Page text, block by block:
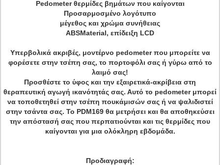
Pedometer θερμίδες βημάτων που καίγονται
Προσαρμοσμένο λογότυπο
μέγεθος και χρώμα συνήθειας
ABSMaterial, επίδειξη LCD
Υπερβολικά ακριβές, μοντέρνο pedometer που μπορείτε να
φορέσετε στην τσέπη σας, το πορτοφόλι σας ή γύρω από το
λαιμό σας!
Προσθέστε το ύφος και την εξαιρετικά-ακρίβεια στη
θεραπευτική αγωγή ικανότητάς σας. Αυτό το pedometer μπορεί
να τοποθετηθεί στην τσέπη πουκάμισών σας ή να ψαλιδιστεί
στην τσάντα σας. Το PDM169 θα μετρήσει και θα αποθηκεύσει
την απόστασή σας που περπατιούνται και τις θερμίδες που
καίγονται για μια ολόκληρη εβδομάδα.
Προδιαγραφή: